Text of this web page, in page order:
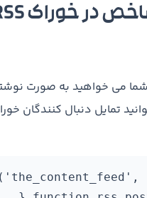
می خواهید به صورت
تمایل دنبال کنندگان